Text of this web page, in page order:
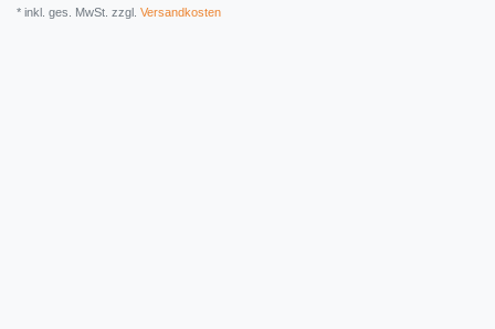
* inkl. ges. MwSt. zzgl. Versandkosten